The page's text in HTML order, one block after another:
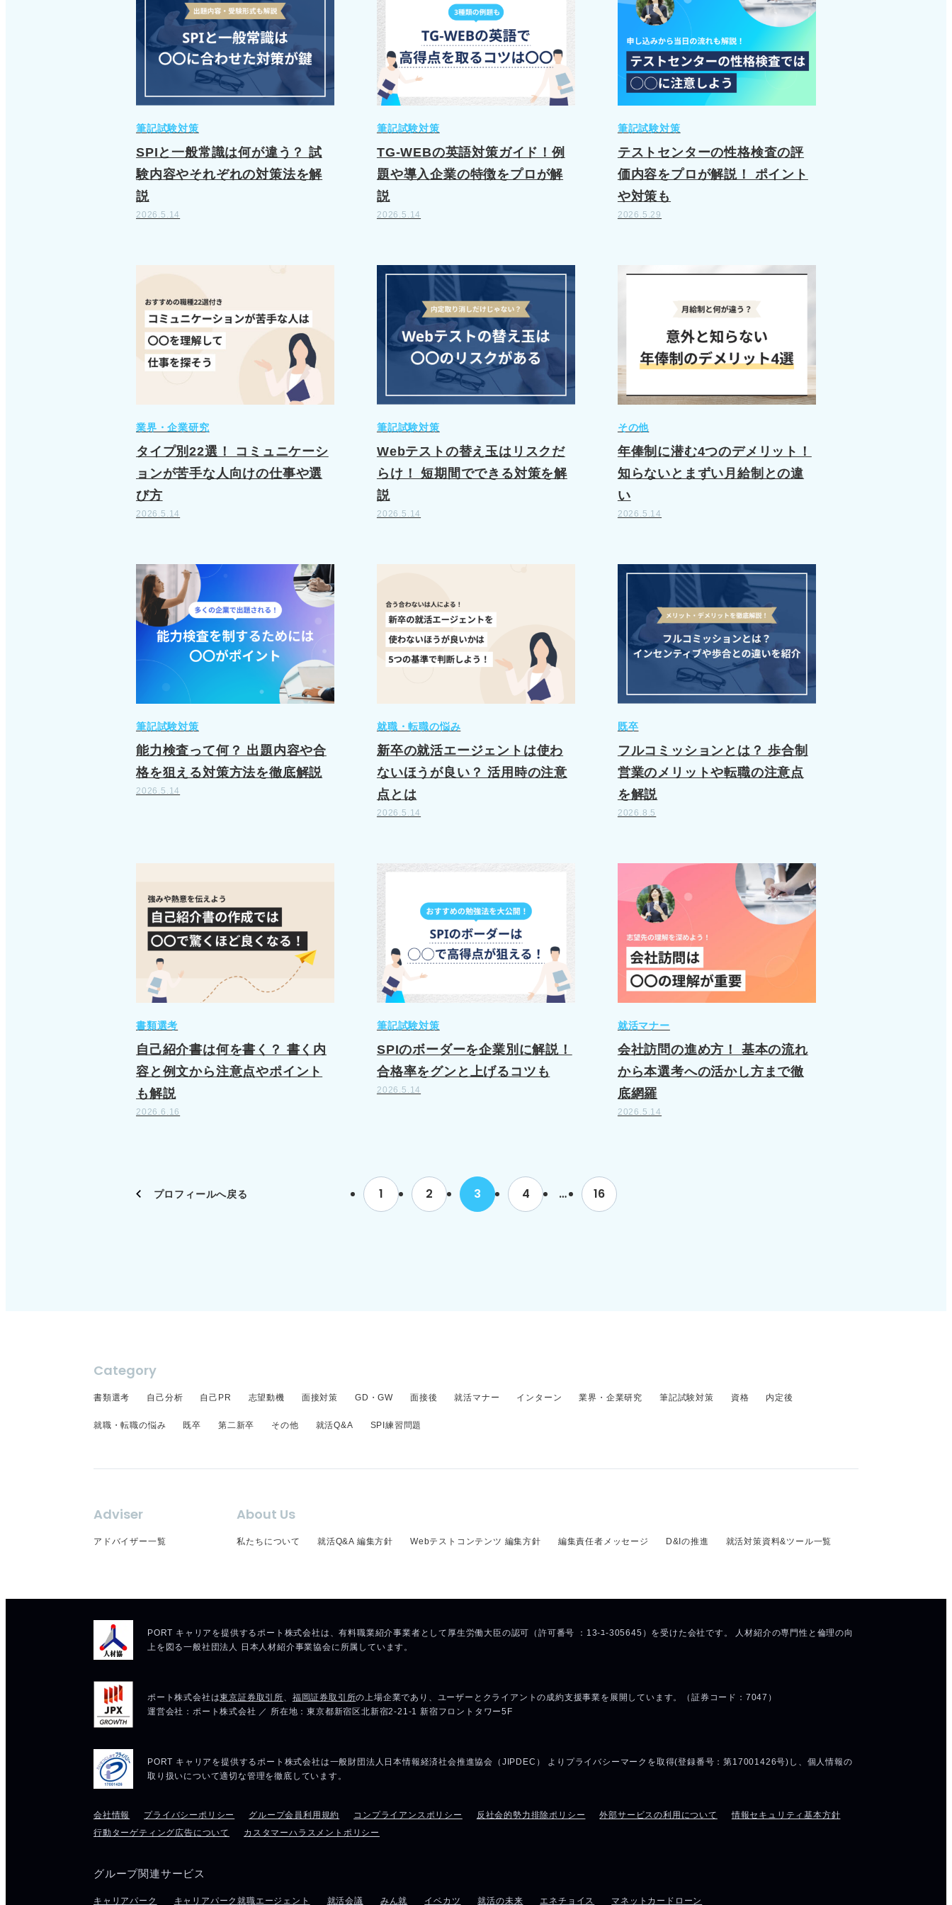
筆記試験対策
SPIと一般常識は何が違う？ 試
験内容やそれぞれの対策法を解
説
2026.5.14
筆記試験対策
TG-WEBの英語対策ガイド！例
題や導入企業の特徴をプロが解
説
2026.5.14
筆記試験対策
テストセンターの性格検査の評
価内容をプロが解説！ ポイント
や対策も
2026.5.29
業界・企業研究
タイプ別22選！ コミュニケーシ
ョンが苦手な人向けの仕事や選
び方
2026.5.14
筆記試験対策
Webテストの替え玉はリスクだ
らけ！ 短期間でできる対策を解
説
2026.5.14
その他
年俸制に潜む4つのデメリット！
知らないとまずい月給制との違
い
2026.5.14
筆記試験対策
能力検査って何？ 出題内容や合
格を狙える対策方法を徹底解説
2026.5.14
就職・転職の悩み
新卒の就活エージェントは使わ
ないほうが良い？ 活用時の注意
点とは
2026.5.14
既卒
フルコミッションとは？ 歩合制
営業のメリットや転職の注意点
を解説
2026.8.5
書類選考
自己紹介書は何を書く？ 書く内
容と例文から注意点やポイント
も解説
2026.6.16
筆記試験対策
SPIのボーダーを企業別に解説！
合格率をグンと上げるコツも
2026.5.14
就活マナー
会社訪問の進め方！ 基本の流れ
から本選考への活かし方まで徹
底網羅
2026.5.14
1 2 3 4 … 16
プロフィールへ戻る
Category
書類選考 自己分析 自己PR 志望動機 面接対策 GD・GW 面接後 就活マナー インターン 業界・企業研究 筆記試験対策 資格 内定後
就職・転職の悩み 既卒 第二新卒 その他 就活Q&A SPI練習問題
Adviser
アドバイザー一覧
About Us
私たちについて 就活Q&A 編集方針 Webテストコンテンツ 編集方針 編集責任者メッセージ D&Iの推進 就活対策資料&ツール一覧
会社情報 プライバシーポリシー グループ会員利用規約 コンプライアンスポリシー 反社会的勢力排除ポリシー 外部サービスの利用について
情報セキュリティ基本方針
行動ターゲティング広告について
カスタマーハラスメントポリシー